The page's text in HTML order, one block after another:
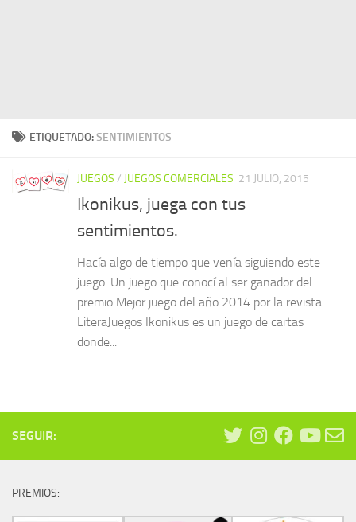
ETIQUETADO:SENTIMIENTOS
JUEGOS / JUEGOS COMERCIALES 21 JULIO, 2015
Ikonikus, juega con tus
sentimientos.
Hacía algo de tiempo que venía siguiendo este
juego. Un juego que conocí al ser ganador del
premio Mejor juego del año 2014 por la revista
LiteraJuegos Ikonikus es un juego de cartas
donde...
SEGUIR:
PREMIOS: